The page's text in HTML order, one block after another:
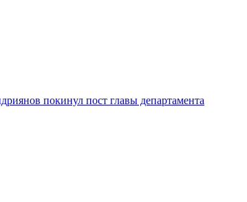
покинул пост главы департамента